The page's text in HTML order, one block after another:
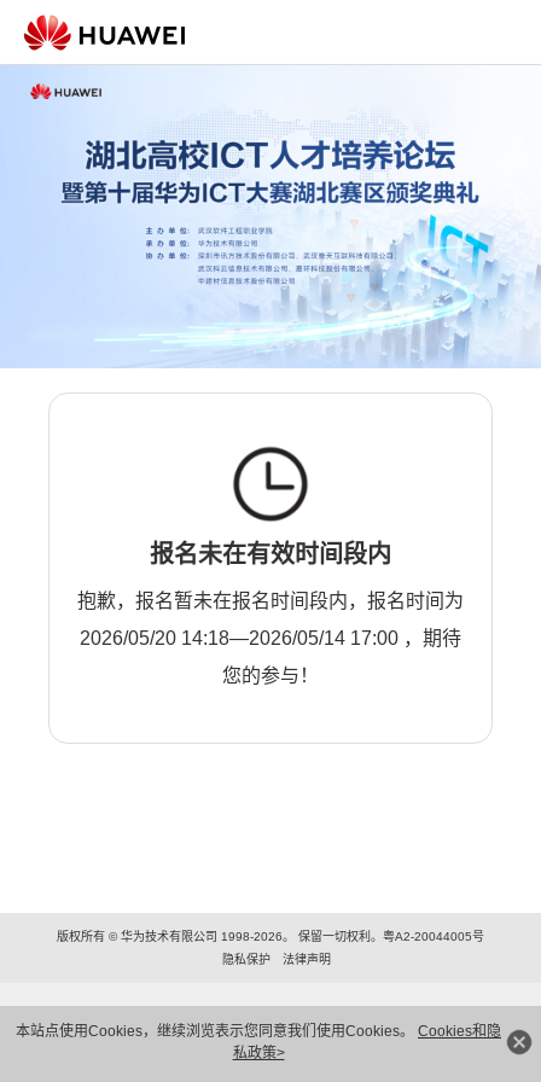
本站点使用Cookies，继续浏览表示您同意我们使用Cookies。 Cookies和隐
私政策>
报名未在有效时间段内
抱歉，报名暂未在报名时间段内，报名时间为
2026/05/20 14:18—2026/05/14 17:00 ，期待
您的参与！
版权所有 © 华为技术有限公司 1998-2026。 保留一切权利。粤A2-20044005号
隐私保护
法律声明